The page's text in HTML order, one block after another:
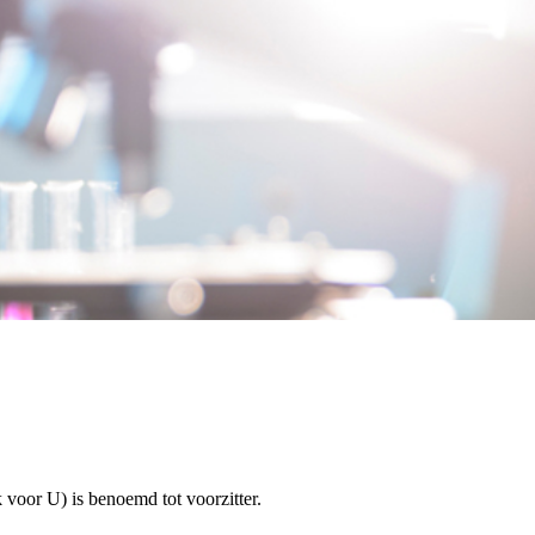
U) is benoemd tot voorzitter.